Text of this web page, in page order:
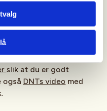
for årstiden. Se
slik at du er godt
også DNTs video med